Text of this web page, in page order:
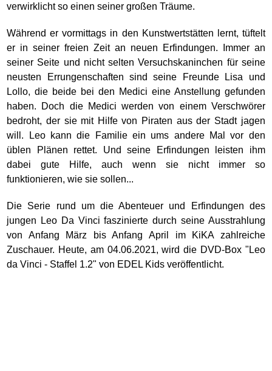
verwirklicht so einen seiner großen Träume.
Während er vormittags in den Kunstwertstätten lernt, tüftelt
er in seiner freien Zeit an neuen Erfindungen. Immer an
seiner Seite und nicht selten Versuchskaninchen für seine
neusten Errungenschaften sind seine Freunde Lisa und
Lollo, die beide bei den Medici eine Anstellung gefunden
haben. Doch die Medici werden von einem Verschwörer
bedroht, der sie mit Hilfe von Piraten aus der Stadt jagen
will. Leo kann die Familie ein ums andere Mal vor den
üblen Plänen rettet. Und seine Erfindungen leisten ihm
dabei gute Hilfe, auch wenn sie nicht immer so
funktionieren, wie sie sollen...
Die Serie rund um die Abenteuer und Erfindungen des
jungen Leo Da Vinci faszinierte durch seine Ausstrahlung
von Anfang März bis Anfang April im KiKA zahlreiche
Zuschauer. Heute, am 04.06.2021, wird die DVD-Box "Leo
da Vinci - Staffel 1.2" von EDEL Kids veröffentlicht.